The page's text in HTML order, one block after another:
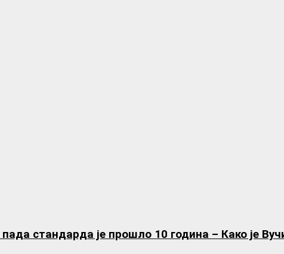
стандарда је прошло 10 година – Како је